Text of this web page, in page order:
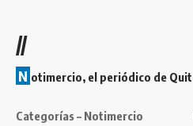
//
N otimercio, el periódico de
Categorías – Notimercio